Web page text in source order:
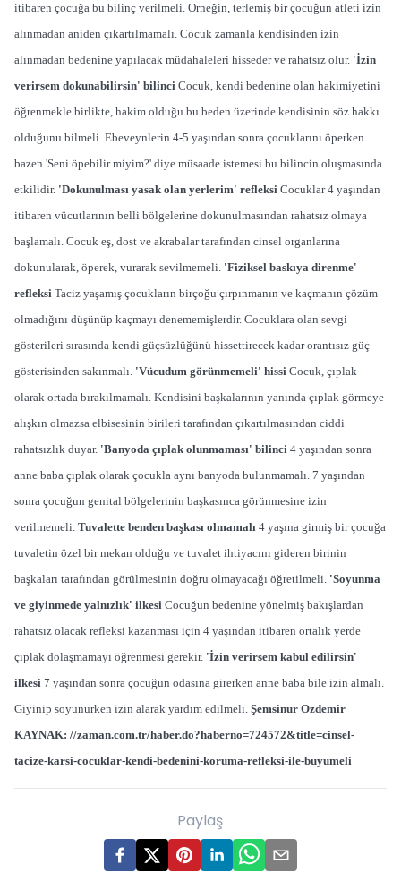
itibaren çocuğa bu bilinç verilmeli. Orneğin, terlemiş bir çocuğun atleti izin
alınmadan aniden çıkartılmamalı. Cocuk zamanla kendisinden izin
alınmadan bedenine yapılacak müdahaleleri hisseder ve rahatsız olur. 'İzin
verirsem dokunabilirsin' bilinci Cocuk, kendi bedenine olan hakimiyetini
öğrenmekle birlikte, hakim olduğu bu beden üzerinde kendisinin söz hakkı
olduğunu bilmeli. Ebeveynlerin 4-5 yaşından sonra çocuklarını öperken
bazen 'Seni öpebilir miyim?' diye müsaade istemesi bu bilincin oluşmasında
etkilidir. 'Dokunulması yasak olan yerlerim' refleksi Cocuklar 4 yaşından
itibaren vücutlarının belli bölgelerine dokunulmasından rahatsız olmaya
başlamalı. Cocuk eş, dost ve akrabalar tarafından cinsel organlarına
dokunularak, öperek, vurarak sevilmemeli. 'Fiziksel baskıya direnme'
refleksi Taciz yaşamış çocukların birçoğu çırpınmanın ve kaçmanın çözüm
olmadığını düşünüp kaçmayı denememişlerdir. Cocuklara olan sevgi
gösterileri sırasında kendi güçsüzlüğünü hissettirecek kadar orantısız güç
gösterisinden sakınmalı. 'Vücudum görünmemeli' hissi Cocuk, çıplak
olarak ortada bırakılmamalı. Kendisini başkalarının yanında çıplak görmeye
alışkın olmazsa elbisesinin birileri tarafından çıkartılmasından ciddi
rahatsızlık duyar. 'Banyoda çıplak olunmaması' bilinci 4 yaşından sonra
anne baba çıplak olarak çocukla aynı banyoda bulunmamalı. 7 yaşından
sonra çocuğun genital bölgelerinin başkasınca görünmesine izin
verilmemeli. Tuvalette benden başkası olmamalı 4 yaşına girmiş bir çocuğa
tuvaletin özel bir mekan olduğu ve tuvalet ihtiyacını gideren birinin
başkaları tarafından görülmesinin doğru olmayacağı öğretilmeli. 'Soyunma
ve giyinmede yalnızlık' ilkesi Cocuğun bedenine yönelmiş bakışlardan
rahatsız olacak refleksi kazanması için 4 yaşından itibaren ortalık yerde
çıplak dolaşmamayı öğrenmesi gerekir. 'İzin verirsem kabul edilirsin'
ilkesi 7 yaşından sonra çocuğun odasına girerken anne baba bile izin almalı.
Giyinip soyunurken izin alarak yardım edilmeli. Şemsinur Ozdemir
KAYNAK: //zaman.com.tr/haber.do?haberno=724572&title=cinsel-
tacize-karsi-cocuklar-kendi-bedenini-koruma-refleksi-ile-buyumeli
Paylaş